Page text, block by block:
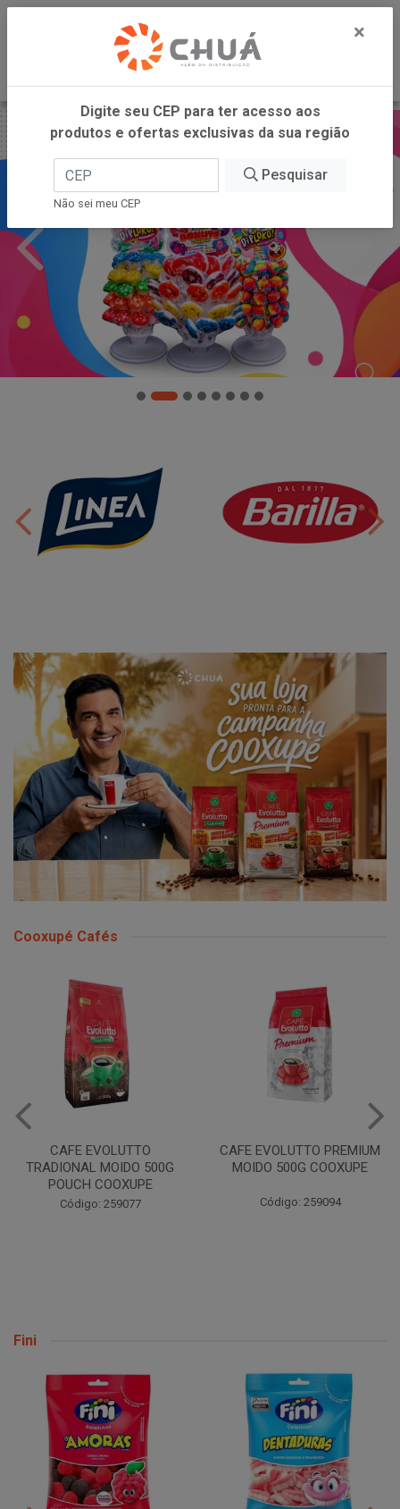
Cooxupé Cafés
CAFE EVOLUTTO
TRADIONAL MOIDO 500G
POUCH COOXUPE
Código: 259077
CAFE EVOLUTTO PREMIUM
MOIDO 500G COOXUPE
Código: 259094
Fini
×
Digite seu CEP para ter acesso aos
produtos e ofertas exclusivas da sua região
Pesquisar
Não sei meu CEP